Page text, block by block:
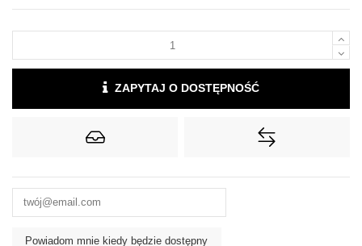
ZAPYTAJ O DOSTĘPNOŚĆ